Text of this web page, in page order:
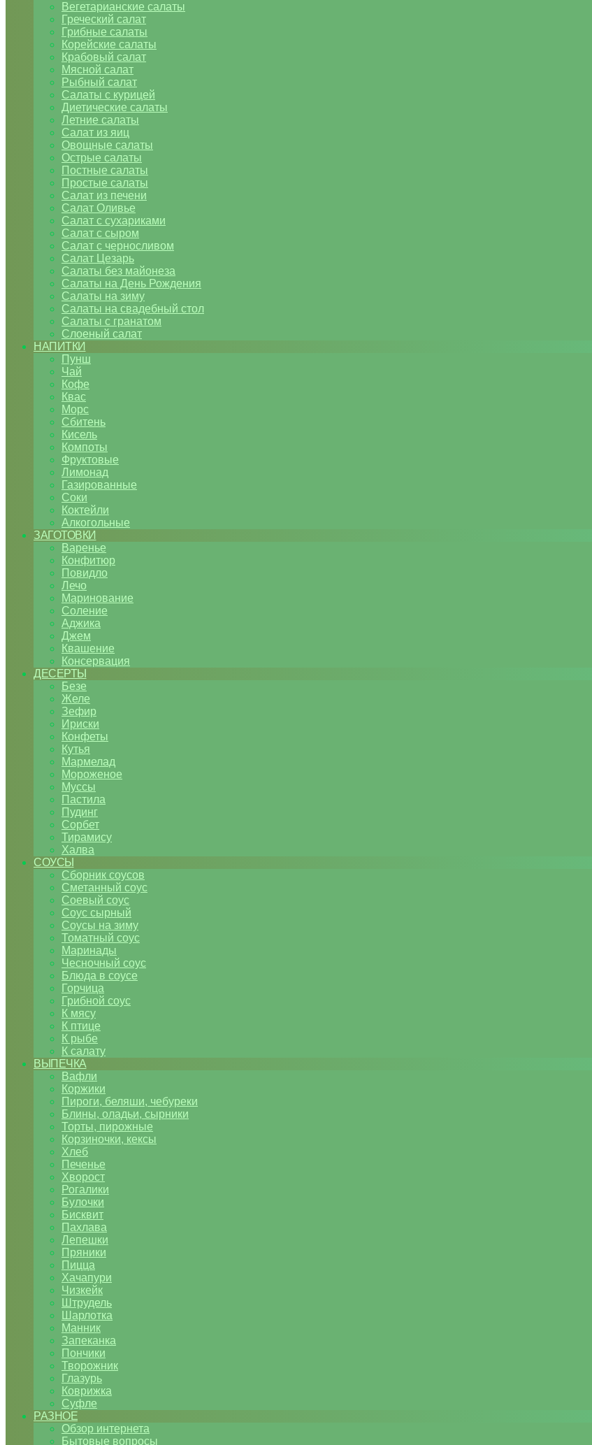
Вегетарианские салаты
Греческий салат
Грибные салаты
Корейские салаты
Крабовый салат
Мясной салат
Рыбный салат
Салаты с курицей
Диетические салаты
Летние салаты
Салат из яиц
Овощные салаты
Острые салаты
Постные салаты
Простые салаты
Салат из печени
Салат Оливье
Салат с сухариками
Салат с сыром
Салат с черносливом
Салат Цезарь
Салаты без майонеза
Салаты на День Рождения
Салаты на зиму
Салаты на свадебный стол
Салаты с гранатом
Слоеный салат
НАПИТКИ
Пунш
Чай
Кофе
Квас
Морс
Сбитень
Кисель
Компоты
Фруктовые
Лимонад
Газированные
Соки
Коктейли
Алкогольные
ЗАГОТОВКИ
Варенье
Конфитюр
Повидло
Лечо
Маринование
Соление
Аджика
Джем
Квашение
Консервация
ДЕСЕРТЫ
Безе
Желе
Зефир
Ириски
Конфеты
Кутья
Мармелад
Мороженое
Муссы
Пастила
Пудинг
Сорбет
Тирамису
Халва
СОУСЫ
Сборник соусов
Сметанный соус
Соевый соус
Соус сырный
Соусы на зиму
Томатный соус
Маринады
Чесночный соус
Блюда в соусе
Горчица
Грибной соус
К мясу
К птице
К рыбе
К салату
ВЫПЕЧКА
Вафли
Коржики
Пироги, беляши, чебуреки
Блины, оладьи, сырники
Торты, пирожные
Корзиночки, кексы
Хлеб
Печенье
Хворост
Рогалики
Булочки
Бисквит
Пахлава
Лепешки
Пряники
Пицца
Хачапури
Чизкейк
Штрудель
Шарлотка
Манник
Запеканка
Пончики
Творожник
Глазурь
Коврижка
Суфле
РАЗНОЕ
Обзор интернета
Бытовые вопросы